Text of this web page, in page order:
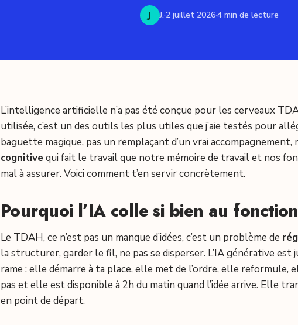
J J.·2 juillet 2026·4 min de lecture
L’intelligence artificielle n’a pas été conçue pour les cerveaux
utilisée, c’est un des outils les plus utiles que j’aie testés pour
baguette magique, pas un remplaçant d’un vrai accompagnement,
cognitivequi fait le travail que notre mémoire de travail et nos
mal à assurer. Voici comment t’en servir concrètement.
Pourquoi l’IA colle si bien au
Le TDAH, ce n’est pas un manque d’idées, c’est un problème de
la structurer, garder le fil, ne pas se disperser. L’IA générative
rame : elle démarre à ta place, elle met de l’ordre, elle reformule,
pas et elle est disponible à 2h du matin quand l’idée arrive. Elle
en point de départ.